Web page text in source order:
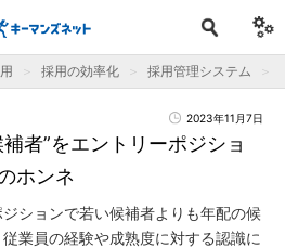
採用の効率化 採用管理システム
2023年11月7日
者”をエントリーポジショ
ホンネ
ションで若い候補者よりも年配の候
業員の経験や成熟度に対する認識に